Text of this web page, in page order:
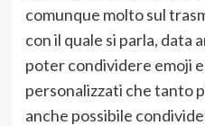
comunque molto sul
con il quale si parla, data
poter condividere emoji
personalizzati che tanto
anche possibile